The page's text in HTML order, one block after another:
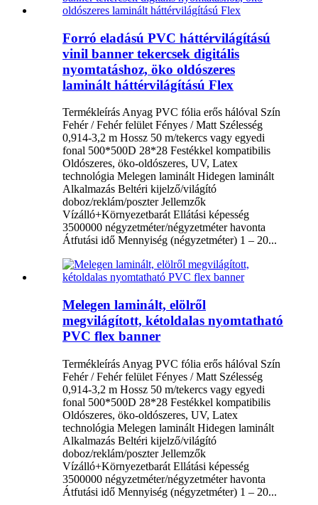
Forró eladású PVC háttérvilágítású
vinil banner tekercsek digitális
nyomtatáshoz, öko oldószeres
laminált háttérvilágítású Flex
Termékleírás Anyag PVC fólia erős hálóval Szín
Fehér / Fehér felület Fényes / Matt Szélesség
0,914-3,2 m Hossz 50 m/tekercs vagy egyedi
fonal 500*500D 28*28 Festékkel kompatibilis
Oldószeres, öko-oldószeres, UV, Latex
technológia Melegen laminált Hidegen laminált
Alkalmazás Beltéri kijelző/világító
doboz/reklám/poszter Jellemzők
Vízálló+Környezetbarát Ellátási képesség
3500000 négyzetméter/négyzetméter havonta
Átfutási idő Mennyiség (négyzetméter) 1 – 20...
Melegen laminált, elölről
megvilágított, kétoldalas nyomtatható
PVC flex banner
Termékleírás Anyag PVC fólia erős hálóval Szín
Fehér / Fehér felület Fényes / Matt Szélesség
0,914-3,2 m Hossz 50 m/tekercs vagy egyedi
fonal 500*500D 28*28 Festékkel kompatibilis
Oldószeres, öko-oldószeres, UV, Latex
technológia Melegen laminált Hidegen laminált
Alkalmazás Beltéri kijelző/világító
doboz/reklám/poszter Jellemzők
Vízálló+Környezetbarát Ellátási képesség
3500000 négyzetméter/négyzetméter havonta
Átfutási idő Mennyiség (négyzetméter) 1 – 20...